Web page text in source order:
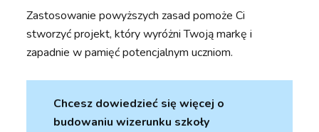
Zastosowanie powyższych zasad pomoże Ci
stworzyć projekt, który wyróżni Twoją markę i
zapadnie w pamięć potencjalnym uczniom.
Chcesz dowiedzieć się więcej o
budowaniu wizerunku szkoły